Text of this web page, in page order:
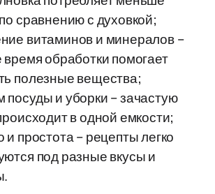
сравнению с духовкой;
витаминов и минералов –
время обработки помогает
полезные вещества;
и уборки – зачастую
в одной емкости;
и простота – рецепты легко
под разные вкусы и